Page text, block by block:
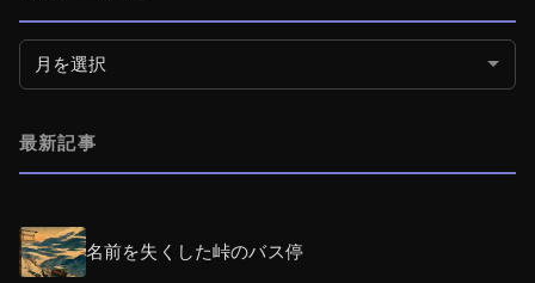
月別アーカイブ
最新記事
名前を失くした峠のバス停